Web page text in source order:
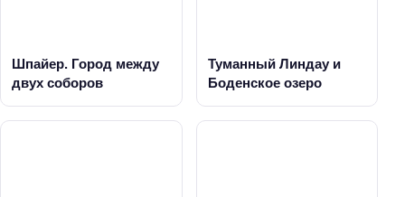
Шпайер. Город между
двух соборов
Туманный Линдау и
Боденское озеро